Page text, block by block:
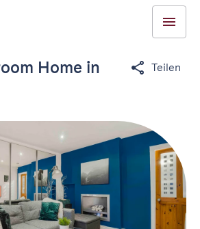
Home in
Teilen